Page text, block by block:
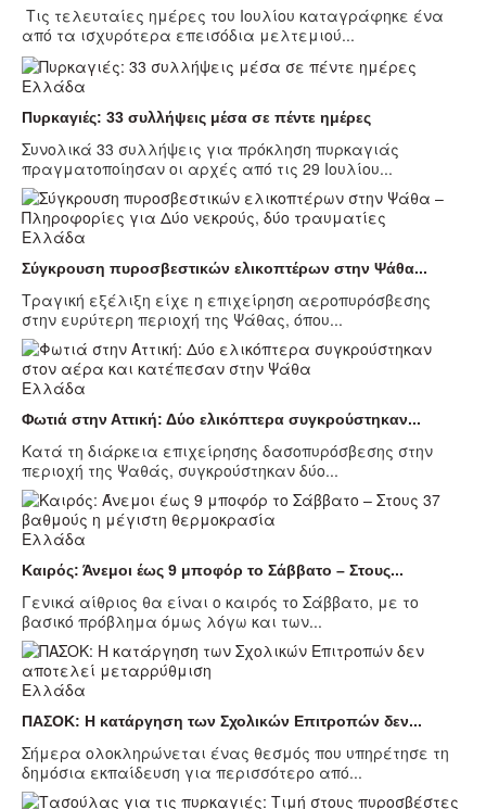
Τις τελευταίες ημέρες του Ιουλίου καταγράφηκε ένα
από τα ισχυρότερα επεισόδια μελτεμιού...
Ελλάδα
Πυρκαγιές: 33 συλλήψεις μέσα σε πέντε ημέρες
Συνολικά 33 συλλήψεις για πρόκληση πυρκαγιάς
πραγματοποίησαν οι αρχές από τις 29 Ιουλίου...
Ελλάδα
Σύγκρουση πυροσβεστικών ελικοπτέρων στην Ψάθα...
Τραγική εξέλιξη είχε η επιχείρηση αεροπυρόσβεσης
στην ευρύτερη περιοχή της Ψάθας, όπου...
Ελλάδα
Φωτιά στην Αττική: Δύο ελικόπτερα συγκρούστηκαν...
Κατά τη διάρκεια επιχείρησης δασοπυρόσβεσης στην
περιοχή της Ψαθάς, συγκρούστηκαν δύο...
Ελλάδα
Καιρός: Άνεμοι έως 9 μποφόρ το Σάββατο – Στους...
Γενικά αίθριος θα είναι ο καιρός το Σάββατο, με το
βασικό πρόβλημα όμως λόγω και των...
Ελλάδα
ΠΑΣΟΚ: Η κατάργηση των Σχολικών Επιτροπών δεν...
Σήμερα ολοκληρώνεται ένας θεσμός που υπηρέτησε τη
δημόσια εκπαίδευση για περισσότερο από...